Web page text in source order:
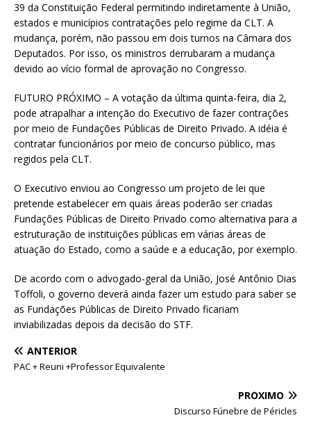
39 da Constituição Federal permitindo indiretamente à União,
estados e municípios contratações pelo regime da CLT. A
mudança, porém, não passou em dois turnos na Câmara dos
Deputados. Por isso, os ministros derrubaram a mudança
devido ao vício formal de aprovação no Congresso.
FUTURO PRÓXIMO – A votação da última quinta-feira, dia 2,
pode atrapalhar a intenção do Executivo de fazer contrações
por meio de Fundações Públicas de Direito Privado. A idéia é
contratar funcionários por meio de concurso público, mas
regidos pela CLT.
O Executivo enviou ao Congresso um projeto de lei que
pretende estabelecer em quais áreas poderão ser criadas
Fundações Públicas de Direito Privado como alternativa para a
estruturação de instituições públicas em várias áreas de
atuação do Estado, como a saúde e a educação, por exemplo.
De acordo com o advogado-geral da União, José Antônio Dias
Toffoli, o governo deverá ainda fazer um estudo para saber se
as Fundações Públicas de Direito Privado ficariam
inviabilizadas depois da decisão do STF.
ANTERIOR
PAC + Reuni +Professor Equivalente
PRÓXIMO
Discurso Fúnebre de Péricles